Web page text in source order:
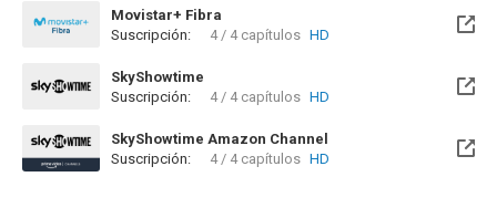
Movistar+ Fibra
Disponible hasta el Jue, 04 Sep 2031 (Quedan 5 años)
Suscripción: 4 / 4 capítulos HD
SkyShowtime
Disponible hasta el Jue, 04 Sep 2031 (Quedan 5 años)
Suscripción: 4 / 4 capítulos HD
SkyShowtime Amazon Channel
Suscripción:
4 / 4 capítulos HD